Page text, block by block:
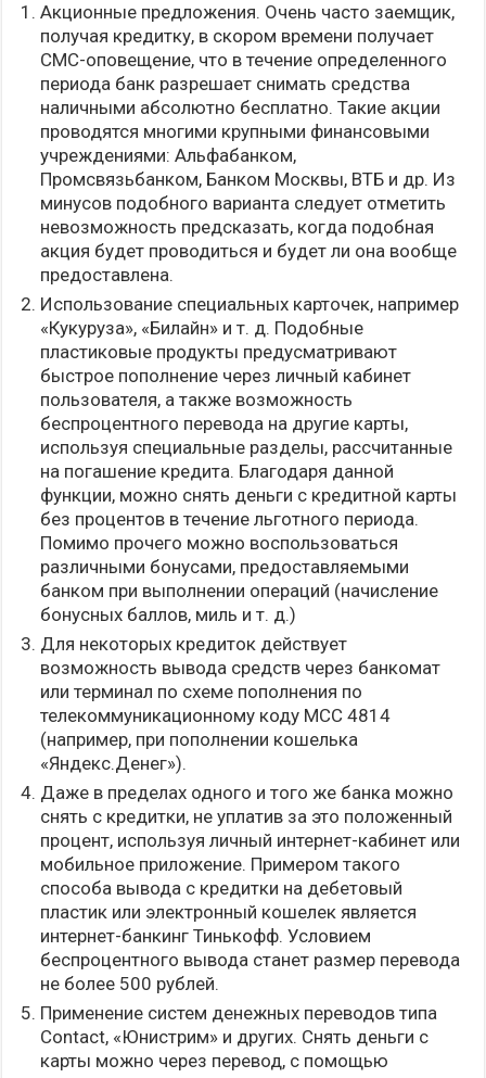
Акционные предложения. Очень часто заемщик,
получая кредитку, в скором времени получает
СМС-оповещение, что в течение определенного
периода банк разрешает снимать средства
наличными абсолютно бесплатно. Такие акции
проводятся многими крупными финансовыми
учреждениями: Альфабанком,
Промсвязьбанком, Банком Москвы, ВТБ и др. Из
минусов подобного варианта следует отметить
невозможность предсказать, когда подобная
акция будет проводиться и будет ли она вообще
предоставлена.
Использование специальных карточек, например
«Кукуруза», «Билайн» и т. д. Подобные
пластиковые продукты предусматривают
быстрое пополнение через личный кабинет
пользователя, а также возможность
беспроцентного перевода на другие карты,
используя специальные разделы, рассчитанные
на погашение кредита. Благодаря данной
функции, можно снять деньги с кредитной карты
без процентов в течение льготного периода.
Помимо прочего можно воспользоваться
различными бонусами, предоставляемыми
банком при выполнении операций (начисление
бонусных баллов, миль и т. д.)
Для некоторых кредиток действует
возможность вывода средств через банкомат
или терминал по схеме пополнения по
телекоммуникационному коду МСС 4814
(например, при пополнении кошелька
«Яндекс.Денег»).
Даже в пределах одного и того же банка можно
снять с кредитки, не уплатив за это положенный
процент, используя личный интернет-кабинет или
мобильное приложение. Примером такого
способа вывода с кредитки на дебетовый
пластик или электронный кошелек является
интернет-банкинг Тинькофф. Условием
беспроцентного вывода станет размер перевода
не более 500 рублей.
Применение систем денежных переводов типа
Contact, «Юнистрим» и других. Снять деньги с
карты можно через перевод, с помощью